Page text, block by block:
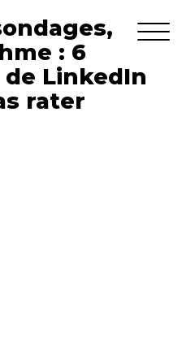
: 6
LinkedIn
rater